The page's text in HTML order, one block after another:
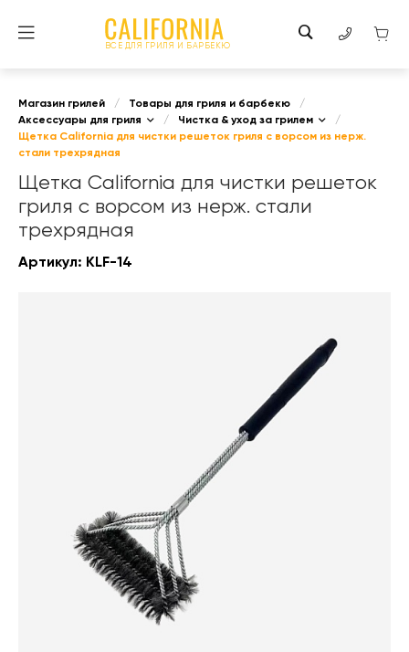
ВСЕ ДЛЯ ГРИЛЯ И БАРБЕКЮ
Магазин грилей / Товары для гриля и барбекю
/
Аксессуары для гриля
/ Чистка & уход за грилем
/
Щетка California для чистки решеток гриля с ворсом из нерж.
стали трехрядная
Щетка California для чистки решеток
гриля с ворсом из нерж. стали
трехрядная
Артикул: KLF-14